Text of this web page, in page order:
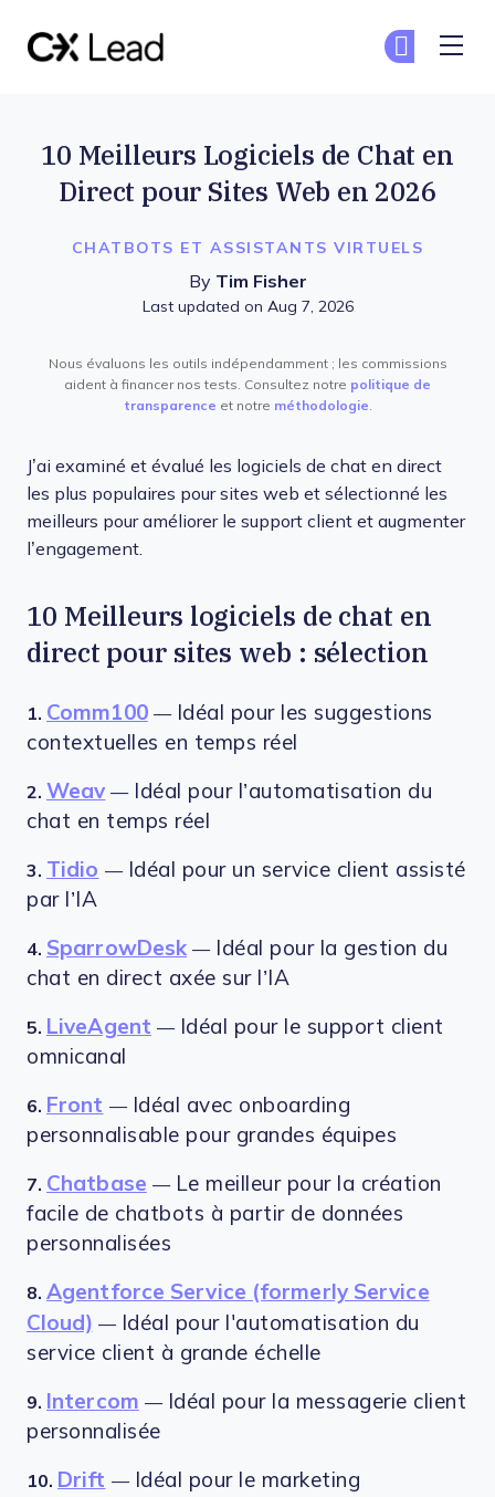
CHATBOTS ET ASSISTANTS VIRTUELS
10 Meilleurs Logiciels de Chat en
Direct pour Sites Web en 2026
By Tim Fisher
Last updated on Aug 7, 2026
Nous évaluons les outils indépendamment ; les commissions
aident à financer nos tests. Consultez notre politique de
transparence et notre méthodologie.
J’ai examiné et évalué les logiciels de chat en direct
les plus populaires pour sites web et sélectionné les
meilleurs pour améliorer le support client et augmenter
l’engagement.
10 Meilleurs logiciels de chat en
direct pour sites web : sélection
1. Comm100 — Idéal pour les suggestions
contextuelles en temps réel
2. Weav —
Idéal pour l’automatisation du
chat en temps réel
3. Tidio — Idéal pour un service client assisté
par l’IA
4. SparrowDesk —
Idéal pour la gestion du
chat en direct axée sur l’IA
5. LiveAgent — Idéal pour le support client
omnicanal
6. Front — Idéal avec onboarding
personnalisable pour grandes équipes
7. Chatbase — Le meilleur pour la création
facile de chatbots à partir de données
personnalisées
8. Agentforce Service (formerly Service
Cloud) — Idéal pour l'automatisation du
service client à grande échelle
9. Intercom — Idéal pour la messagerie client
personnalisée
10. Drift — Idéal pour le marketing